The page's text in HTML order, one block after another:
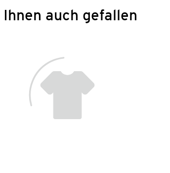
auch gefallen